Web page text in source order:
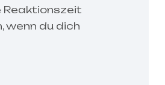
Reaktionszeit
wenn du dich